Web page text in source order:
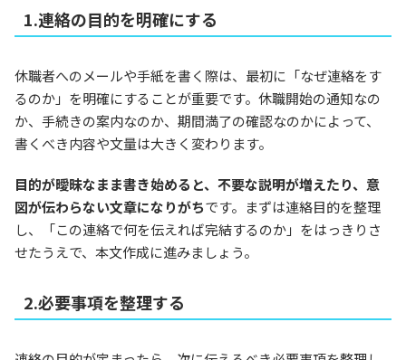
1.連絡の目的を明確にする
休職者へのメールや手紙を書く際は、最初に「なぜ連絡をす
るのか」を明確にすることが重要です。休職開始の通知なの
か、手続きの案内なのか、期間満了の確認なのかによって、
書くべき内容や文量は大きく変わります。
目的が曖昧なまま書き始めると、不要な説明が増えたり、意
図が伝わらない文章になりがちです。まずは連絡目的を整理
し、「この連絡で何を伝えれば完結するのか」をはっきりさ
せたうえで、本文作成に進みましょう。
2.必要事項を整理する